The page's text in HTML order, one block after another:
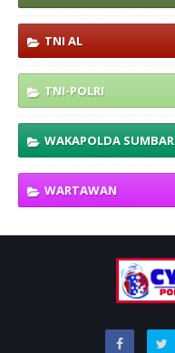
TNI AL
TNI-POLRI
WAKAPOLDA SUMBAR
WARTAWAN